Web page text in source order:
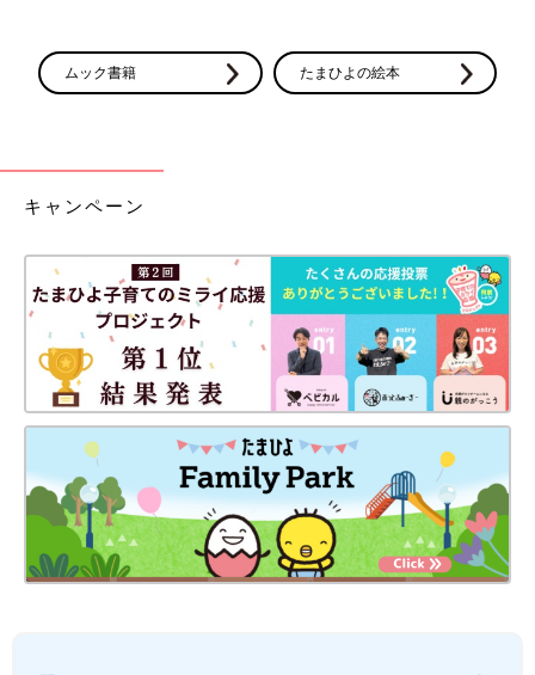
子どものチカラを信じましょう 小児科医のぼくが伝えたい 子育
Amazonで見る
「子どものチカラを信じましょう 小児科医のぼくが伝えたい
子育ての悩み解決法」（マガジンハウス）には、「『最高の子育
て』とは何か」のヒントが詰まっています。
ムック書籍 たまひよの絵本
キャンペーン